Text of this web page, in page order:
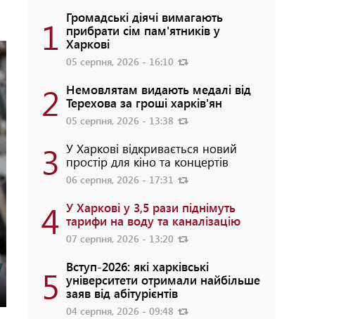
1 Громадські діячі вимагають
прибрати сім пам'ятників у
Харкові
05 серпня, 2026 - 16:10
2 Немовлятам видають медалі від
Терехова за гроші харків'ян
05 серпня, 2026 - 13:38
3 У Харкові відкривається новий
простір для кіно та концертів
06 серпня, 2026 - 17:31
4 У Харкові у 3,5 рази піднімуть
тарифи на воду та каналізацію
07 серпня, 2026 - 13:20
5 Вступ-2026: які харківські
університети отримали найбільше
заяв від абітурієнтів
04 серпня, 2026 - 09:48